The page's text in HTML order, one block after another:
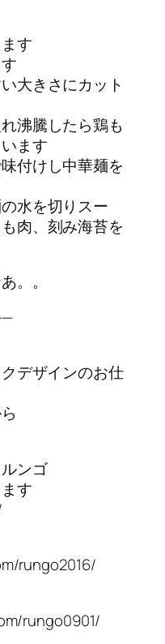
す
大きさにカット
沸騰したら鶏も
ます
付けし中華麺を
水を切りスー
肉、刻み海苔を
。。
デザインのお仕
ンゴ
す
rungo2016/
rungo0901/